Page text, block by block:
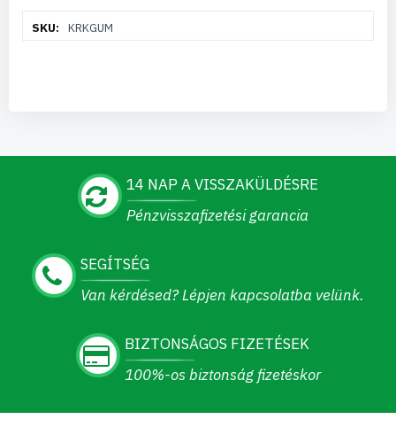
információKRKGUM
14 NAP A VISSZAKÜLDÉSRE
Pénzvisszafizetési garancia
SEGÍTSÉG
Van kérdésed? Lépjen kapcsolatba velünk.
BIZTONSÁGOS FIZETÉSEK
100%-os biztonság fizetéskor